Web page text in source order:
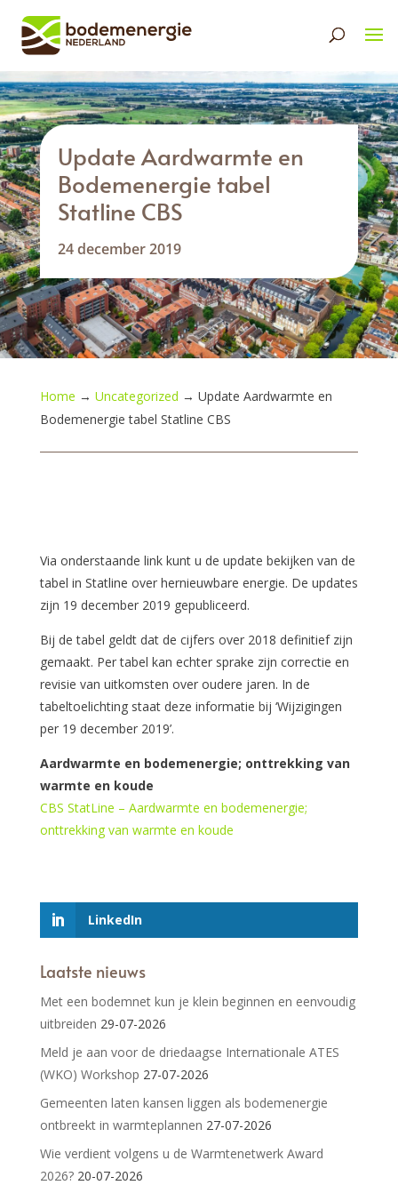
Update Aardwarmte en
Bodemenergie tabel
Statline CBS
24 december 2019
Home → Uncategorized → Update Aardwarmte en
Bodemenergie tabel Statline CBS
Via onderstaande link kunt u de update bekijken van de
tabel in Statline over hernieuwbare energie. De updates
zijn 19 december 2019 gepubliceerd.
Bij de tabel geldt dat de cijfers over 2018 definitief zijn
gemaakt. Per tabel kan echter sprake zijn correctie en
revisie van uitkomsten over oudere jaren. In de
tabeltoelichting staat deze informatie bij ‘Wijzigingen
per 19 december 2019’.
Aardwarmte en bodemenergie; onttrekking van
warmte en koude
CBS StatLine – Aardwarmte en bodemenergie;
onttrekking van warmte en koude
LinkedIn
Laatste nieuws
Met een bodemnet kun je klein beginnen en eenvoudig
uitbreiden 29-07-2026
Meld je aan voor de driedaagse Internationale ATES
(WKO) Workshop 27-07-2026
Gemeenten laten kansen liggen als bodemenergie
ontbreekt in warmteplannen 27-07-2026
Wie verdient volgens u de Warmtenetwerk Award
2026? 20-07-2026